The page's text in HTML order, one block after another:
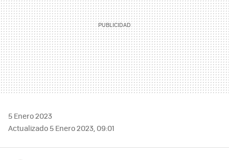
5 Enero 2023
Actualizado 5 Enero 2023, 09:01